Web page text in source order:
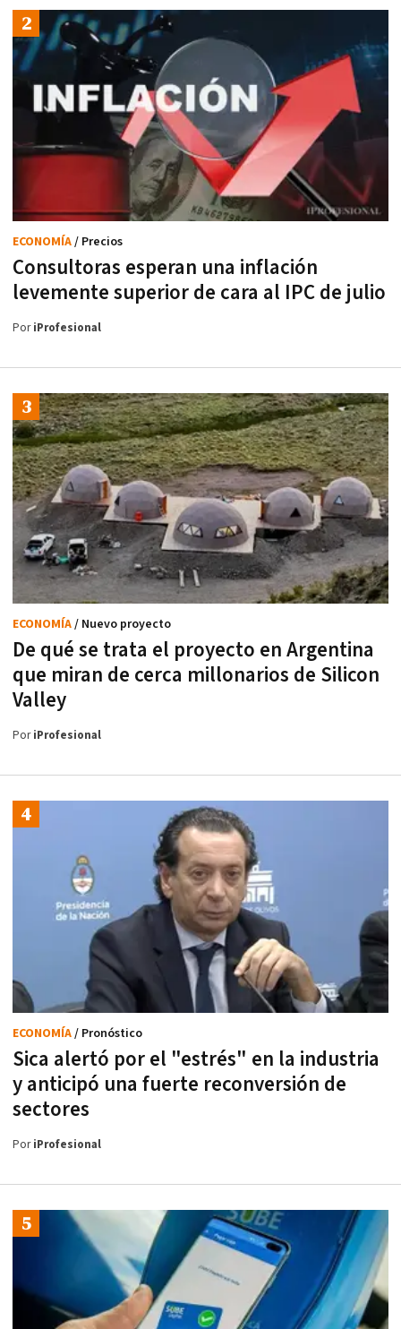
Consultoras esperan una inflación
levemente superior de cara al IPC de julio
ECONOMÍA/ Precios
PoriProfesional
De qué se trata el proyecto en Argentina
que miran de cerca millonarios de Silicon
Valley
ECONOMÍA/ Nuevo proyecto
PoriProfesional
Sica alertó por el "estrés" en la industria
y anticipó una fuerte reconversión de
sectores
ECONOMÍA/ Pronóstico
PoriProfesional